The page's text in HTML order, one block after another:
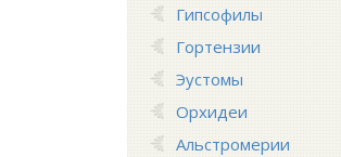
Гипсофилы
Гортензии
Эустомы
Орхидеи
Альстромерии